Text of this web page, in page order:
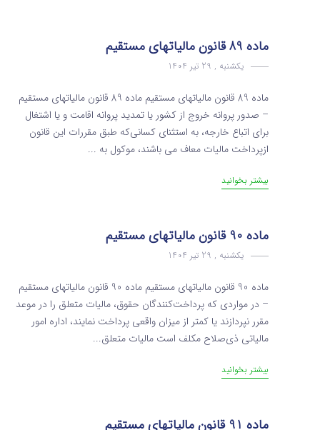
ماده 89 قانون مالیاتهای مستقیم
یکشنبه , 29 تیر 1404
ماده 89 قانون مالیاتهای مستقیم ماده 89 قانون مالیاتهای مستقیم
– صدور پروانه خروج از کشور یا تمدید پروانه اقامت و یا اشتغال
برای اتباع خارجه، به استثنای کسانی‌که طبق مقررات این قانون
از‌پرداخت مالیات معاف می‌ باشند، موکول به ...
بیشتر بخوانید
ماده 90 قانون مالیاتهای مستقیم
یکشنبه , 29 تیر 1404
ماده 90 قانون مالیاتهای مستقیم ماده 90 قانون مالیاتهای مستقیم
– در مواردی ‌که پرداخت‌کنندگان حقوق، مالیات متعلق را در موعد
مقرر نپردازند یا کمتر از میزان واقعی پرداخت نمایند، اداره امور
مالیاتی‌ ذی‌صلاح مکلف است مالیات متعلق...
بیشتر بخوانید
ماده 91 قانون مالیاتهای مستقیم